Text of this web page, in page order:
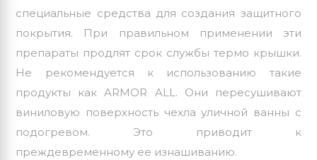
специальные средства для создания защитного
покрытия. При правильном применении эти
препараты продлят срок службы термо крышки.
Не рекомендуется к использованию такие
продукты как ARMOR ALL. Они пересушивают
виниловую поверхность чехла уличной ванны с
подогревом. Это приводит к
преждевременному ее изнашиванию.